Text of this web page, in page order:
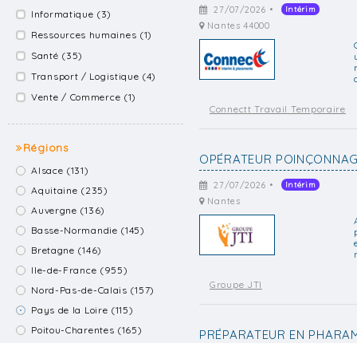
Informatique (3)
Ressources humaines (1)
Santé (35)
Transport / Logistique (4)
Vente / Commerce (1)
Régions
Alsace (131)
Aquitaine (235)
Auvergne (136)
Basse-Normandie (145)
Bretagne (146)
Ile-de-France (955)
Nord-Pas-de-Calais (157)
Pays de la Loire (115)
Poitou-Charentes (165)
27/07/2026 • Intérim
Nantes 44000
Connectt Travail Temporaire
OPÉRATEUR
27/07/2026 • Intérim
Nantes
Groupe JTI
PRÉPARATEUR EN